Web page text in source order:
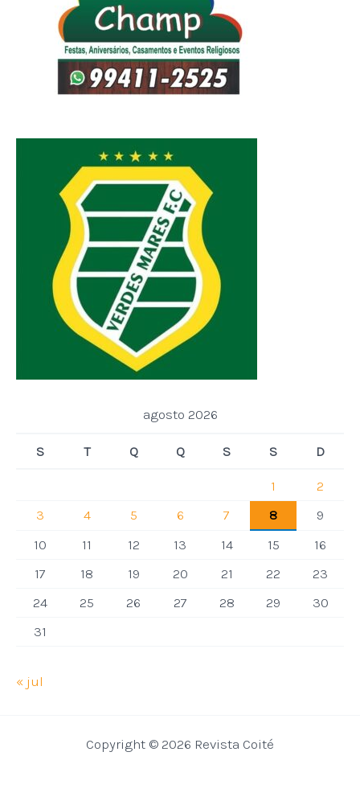
agosto 2026
S T Q Q S S D
1
2
3
4 5 6 7 8
9
10
11 12 13 14 15
16
17
18 19 20 21 22
23
24
25 26 27 28 29
30
31
« jul
Copyright © 2026 Revista Coité